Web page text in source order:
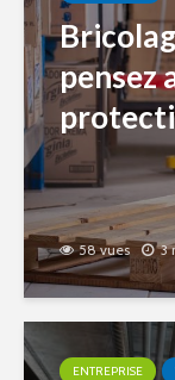
pensez
58 vues 3
ENTREPRISE